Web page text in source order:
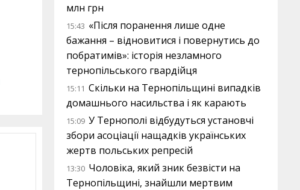
млн грн
15:43 «Після поранення лише одне
бажання – відновитися і повернутись до
побратимів»: історія незламного
тернопільського гвардійця
15:11 Скільки на Тернопільщині випадків
домашнього насильства і як карають
15:09 У Тернополі відбудуться установчі
збори асоціації нащадків українських
жертв польських репресій
13:30 Чоловіка, який зник безвісти на
Тернопільщині, знайшли мертвим